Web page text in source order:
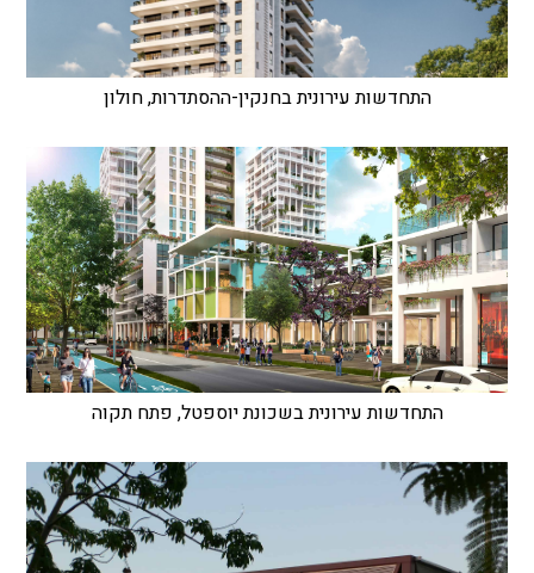
התחדשות עירונית בחנקין-ההסתדרות, חולון
התחדשות עירונית בשכונת יוספטל, פתח תקוה